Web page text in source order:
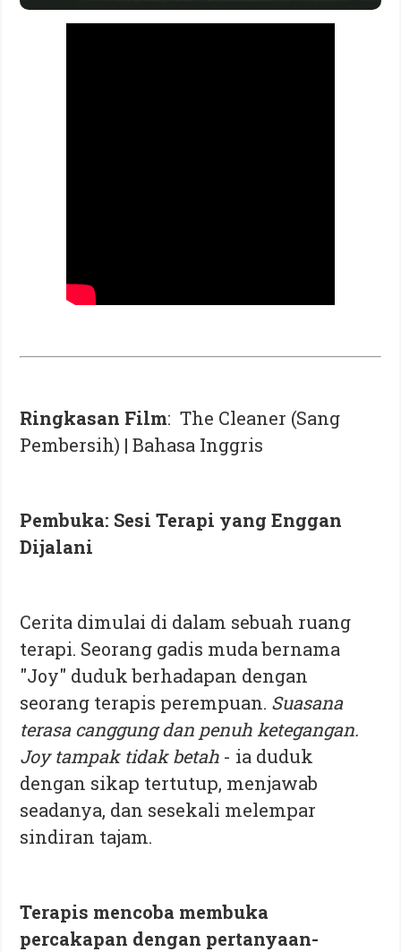
Ringkasan Film: The Cleaner (Sang
Pembersih) | Bahasa Inggris
Pembuka: Sesi Terapi yang Enggan
Dijalani
Cerita dimulai di dalam sebuah ruang
terapi. Seorang gadis muda bernama
"Joy" duduk berhadapan dengan
seorang terapis perempuan. Suasana
terasa canggung dan penuh ketegangan.
Joy tampak tidak betah - ia duduk
dengan sikap tertutup, menjawab
seadanya, dan sesekali melempar
sindiran tajam.
Terapis mencoba membuka
percakapan dengan pertanyaan-